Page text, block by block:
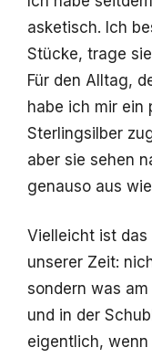
asketisch. Ich
Stücke, trage
Für den Alltag,
habe ich mir ein
Sterlingsilber
aber sie sehen
genauso aus
Vielleicht ist
unserer Zeit:
sondern was
und in der
eigentlich,